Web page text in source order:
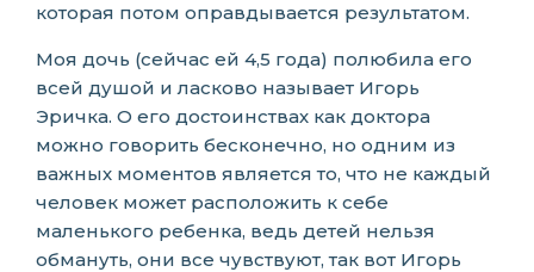
которая потом оправдывается результатом.
Моя дочь (сейчас ей 4,5 года) полюбила его
всей душой и ласково называет Игорь
Эричка. О его достоинствах как доктора
можно говорить бесконечно, но одним из
важных моментов является то, что не каждый
человек может расположить к себе
маленького ребенка, ведь детей нельзя
обмануть, они все чувствуют, так вот Игорь